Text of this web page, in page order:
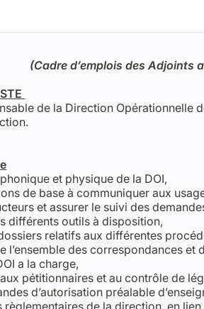
(Cadre d’emplois des Adjoints
de la Direction Opérationnelle
et physique de la DOI,
de base à communiquer aux
et assurer le suivi des
différents outils à disposition,
relatifs aux différentes
l’ensemble des correspondances
a la charge,
pétitionnaires et au contrôle de
d’autorisation préalable
règlementaires de la direction, en